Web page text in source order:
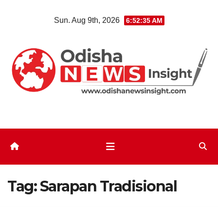
Sun. Aug 9th, 2026 6:52:36 AM
Tag:Sarapan Tradisional